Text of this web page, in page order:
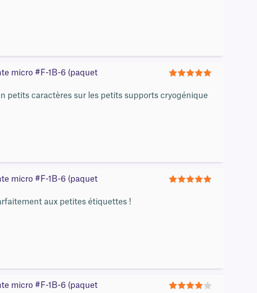
micro #F-1B-6 (paquet
petits caractères sur les petits supports cryogénique
micro #F-1B-6 (paquet
aux petites étiquettes !
micro #F-1B-6 (paquet